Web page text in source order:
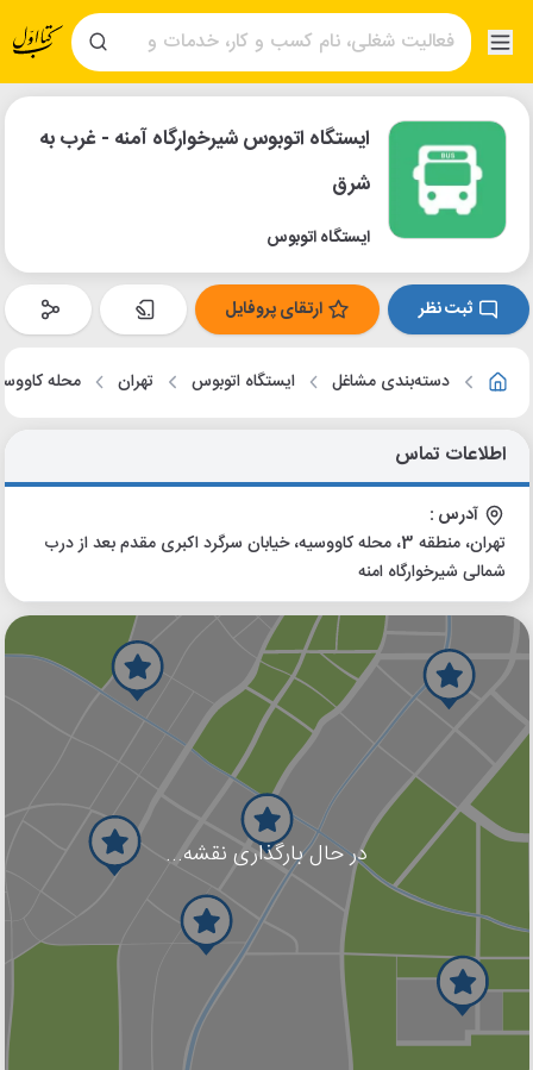
ایستگاه اتوبوس شیرخوارگاه آمنه - غرب به
شرق
ایستگاه اتوبوس
ثبت نظر ارتقای پروفایل
دسته‌بندی مشاغل ایستگاه اتوبوس تهران محله
اطلاعات تماس
آدرس :
تهران، منطقه 3، محله کاووسیه، خیابان سرگرد اکبری مقدم بعد از درب
شمالی شیرخوارگاه امنه
در حال بارگذاری نقشه...
گوگل